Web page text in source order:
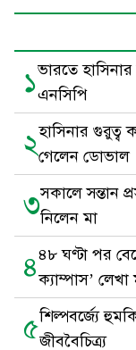
১ভারতে
এনসিপি
২হাসিনার গুরুত্ব
গেলেন ডোভাল
৩সকালে সন্তান
নিলেন মা
৪৪৮ ঘণ্টা পর
ক্যাম্পাস’
৫শিল্পবর্জ্যে
জীববৈচিত্র্য